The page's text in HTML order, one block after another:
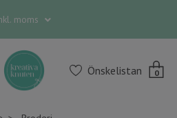
moms
Önskelistan 0